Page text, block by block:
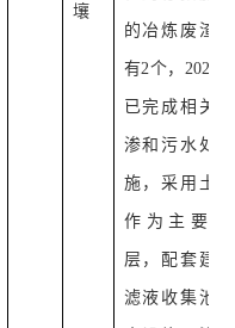
壤
的冶炼废渣
有2个，2022
已完成相关
渗和污水处
施，采用土
作为主要防
层，配套建
滤液收集池